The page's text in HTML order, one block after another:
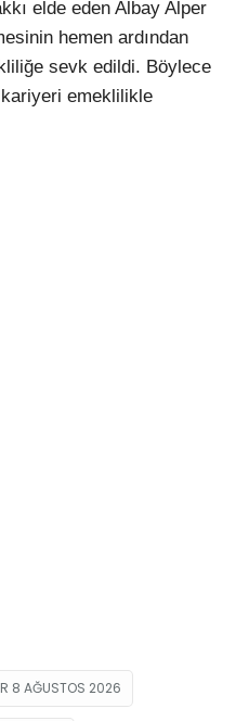
elde eden Albay Alper
hemen ardından
sevk edildi. Böylece
kariyeri emeklilikle
8 AĞUSTOS 2026